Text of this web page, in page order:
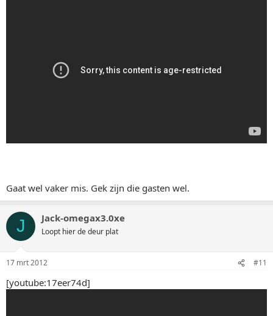
Gaat wel vaker mis. Gek zijn die gasten wel.
J Jack-omegax3.0xe
Loopt hier de deur plat
17 mrt 2012 #11
[youtube:17eer74d]